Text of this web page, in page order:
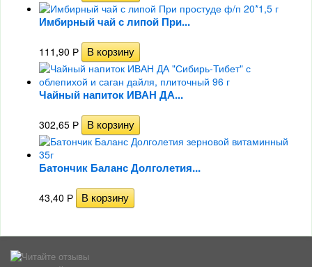
Имбирный чай с липой При...
111,90 Р
Чайный напиток ИВАН ДА...
302,65 Р
Батончик Баланс Долголетия...
43,40 Р